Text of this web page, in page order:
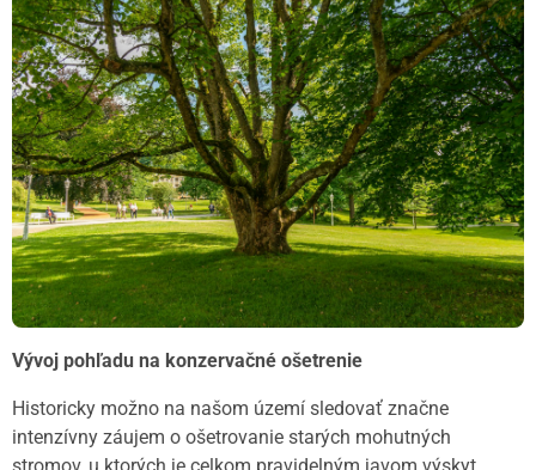
Vývoj pohľadu na konzervačné ošetrenie
Historicky možno na našom území sledovať značne
intenzívny záujem o ošetrovanie starých mohutných